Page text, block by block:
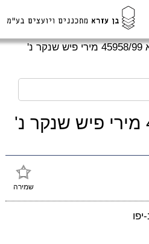
ת"א 45958/99 מירי פיש שנקר נ'
ת"א 45958/99 מירי פיש שנקר נ'
שמירה